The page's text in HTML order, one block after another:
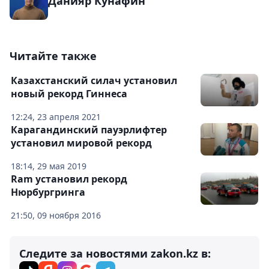
Читайте также
12:24, 23 апреля 2021
Казахстанский силач установил
новый рекорд Гиннеса
18:14, 29 мая 2019
Карагандинский пауэрлифтер
установил мировой рекорд
21:50, 09 ноября 2016
Ram установил рекорд
Нюрбургринга
Следите за новостями zakon.kz в: